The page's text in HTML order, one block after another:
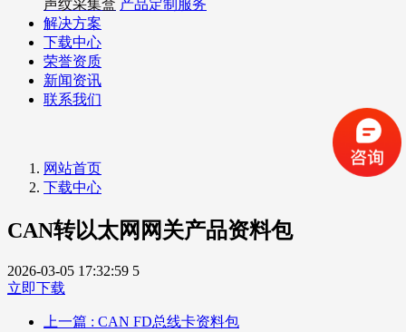
声纹采集盒 产品定制服务
解决方案
下载中心
荣誉资质
新闻资讯
联系我们
网站首页
下载中心
CAN转以太网网关产品资料包
2026-03-05 17:32:59 5
立即下载
上一篇 : CAN FD总线卡资料包